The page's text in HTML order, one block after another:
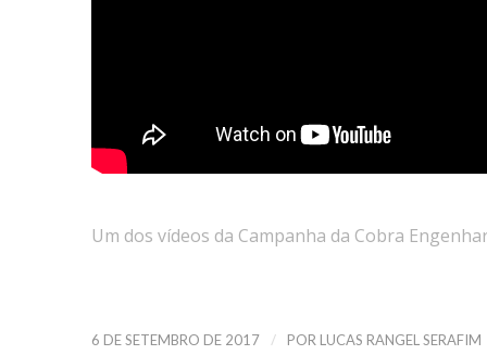
Um dos vídeos da Campanha da Cobra
6 DE SETEMBRO DE 2017 / POR LUCAS RANGEL SERAFIM